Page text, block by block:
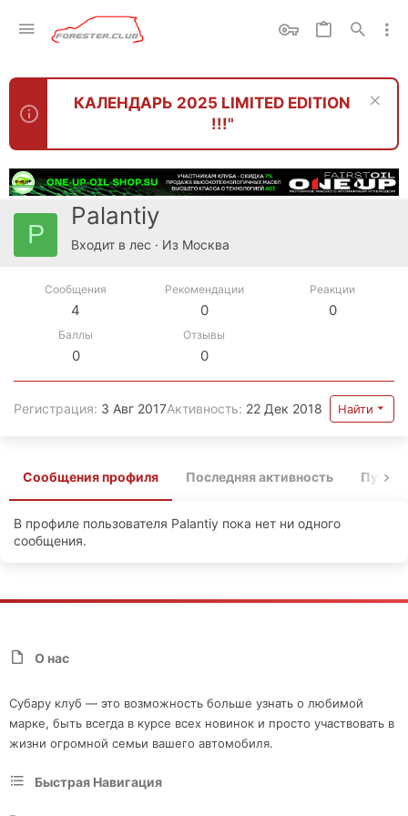
КАЛЕНДАРЬ 2025 LIMITED EDITION
!!!"
P
Palantiy
Входит в лес · Из Москва
Сообщения
4
Рекомендации
0
Реакции
0
Баллы
0
Отзывы
0
Регистрация 3 Авг 2017Активность 22 Дек 2018 Найти
Сообщения профиля Последняя активность
В профиле пользователя Palantiy пока нет ни одного
сообщения.
О нас
Субару клуб — это возможность больше узнать о любимой
марке, быть всегда в курсе всех новинок и просто участвовать в
жизни огромной семьи вашего автомобиля.
Быстрая Навигация